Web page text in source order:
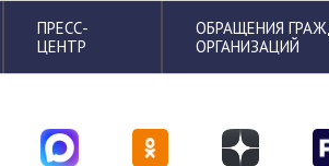
ПРЕСС-
ЦЕНТР
ОБРАЩЕНИЯ
ОРГАНИЗАЦИЙ